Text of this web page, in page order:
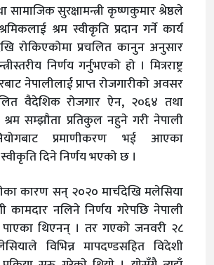
सामाजिक सुरक्षामन्त्री कृष्णकुमार श्रेष्ठले
श्रम स्वीकृति प्रदान गर्ने कार्य
रोकिएकोमा प्रचलित कानुन अनुसार
निर्णय गर्नुभएको हो । मित्रराष्ट्र
नेपालीलाई प्राप्त रोजगारीको अवसर
वैदेशिक रोजगार ऐन, २०६४ तथा
सम्झौता प्रतिकुल नहुने गरी नेपाली
प्रमाणीकरण भई आएका
स्वीकृति दिने निर्णय भएको छ ।
कारण सन् २०२० मार्चदेखि मलेसिया
कामदार नलिने निर्णय गरेपछि नेपाली
थिएनन् । तर गएकाे जनवरी २८
विभिन्न मापदण्डसहित विदेशी